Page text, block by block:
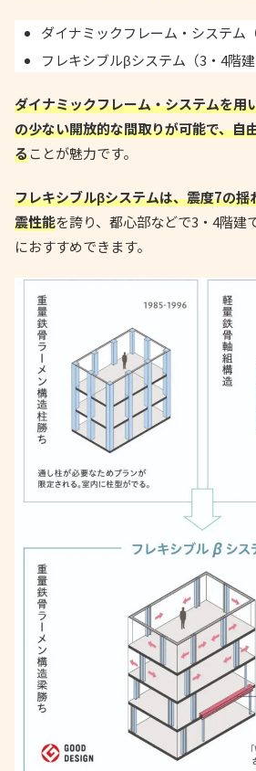
ダイナミックフレーム・システム
フレキシブルβシステム（3・4階建
ダイナミックフレーム・システムを用
の少ない開放的な間取りが可能で、自
ることが魅力です。
フレキシブルβシステムは、震度7の揺
震性能を誇り、都心部などで3・4階建
におすすめできます。